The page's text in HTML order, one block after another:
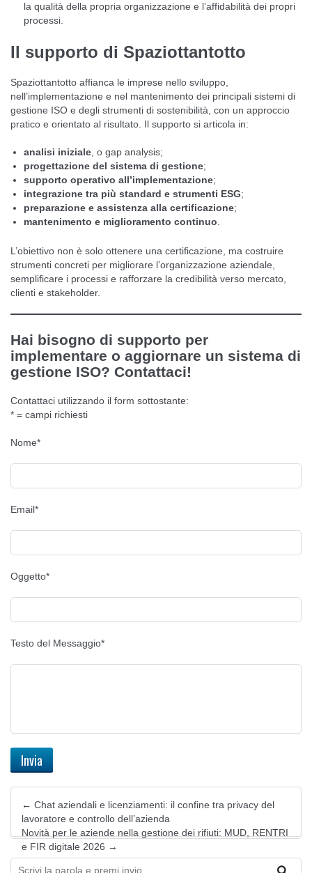
la qualità della propria organizzazione e l’affidabilità dei propri
processi.
Il supporto di Spaziottantotto
Spaziottantotto affianca le imprese nello sviluppo,
nell’implementazione e nel mantenimento dei principali sistemi di
gestione ISO e degli strumenti di sostenibilità, con un approccio
pratico e orientato al risultato. Il supporto si articola in:
analisi iniziale, o gap analysis;
progettazione del sistema di gestione;
supporto operativo all’implementazione;
integrazione tra più standard e strumenti ESG;
preparazione e assistenza alla certificazione;
mantenimento e miglioramento continuo
L’obiettivo non è solo ottenere una certificazione, ma costruire
strumenti concreti per migliorare l’organizzazione aziendale,
semplificare i processi e rafforzare la credibilità verso mercato,
clienti e stakeholder.
Hai bisogno di supporto per
implementare o aggiornare un sistema di
gestione ISO? Contattaci!
Contattaci utilizzando il form sottostante:
* = campi richiesti
Nome*
Email*
Oggetto*
Testo del Messaggio*
← Chat aziendali e licenziamenti: il confine tra privacy del
lavoratore e controllo dell’azienda
Novità per le aziende nella gestione dei rifiuti: MUD, RENTRI
e FIR digitale 2026 →